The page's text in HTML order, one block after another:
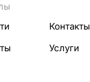
Контакты
Услуги